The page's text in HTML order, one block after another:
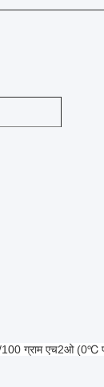
ग्राम एच2ओ (0℃